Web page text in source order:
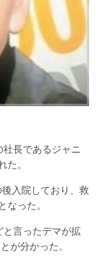
長であるジャニ
た。
入院しており、救
なった。
言ったデマが拡
が分かった。